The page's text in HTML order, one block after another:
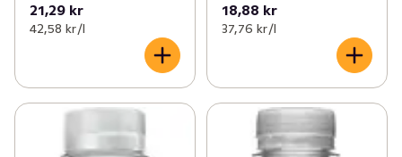
21,29 kr
42,58 kr /l
18,88 kr
37,76 kr /l